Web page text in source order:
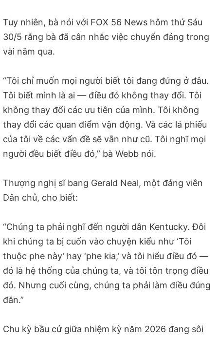
Tuy nhiên, bà nói với FOX 56 News hôm thứ Sáu
30/5 rằng bà đã cân nhắc việc chuyển đảng trong
vài năm qua.
“Tôi chỉ muốn mọi người biết tôi đang đứng ở đâu.
Tôi biết mình là ai — điều đó không thay đổi. Tôi
không thay đổi các ưu tiên của mình. Tôi không
thay đổi các quan điểm vận động. Và các lá phiếu
của tôi về các vấn đề sẽ vẫn như cũ. Tôi nghĩ mọi
người đều biết điều đó,” bà Webb nói.
Thượng nghị sĩ bang Gerald Neal, một đảng viên
Dân chủ, cho biết:
“Chúng ta phải nghĩ đến người dân Kentucky. Đôi
khi chúng ta bị cuốn vào chuyện kiểu như ‘Tôi
thuộc phe này’ hay ‘phe kia,’ và tôi hiểu điều đó —
đó là hệ thống của chúng ta, và tôi tôn trọng điều
đó. Nhưng cuối cùng, chúng ta phải làm điều đúng
đắn.”
Chu kỳ bầu cử giữa nhiệm kỳ năm 2026 đang sôi